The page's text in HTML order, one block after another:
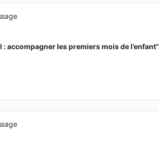
accompagner les premiers mois de l’enfant”